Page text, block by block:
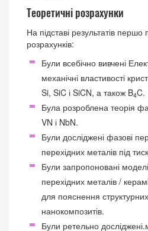
Теоретичні розрахунки
На підставі результатів
розрахунків:
Були всебічно вивчені
механічні властивості
Si, SiC і SiCN, а також B4C.
Була розроблена теорія
VN і NbN.
Були досліджені фазові
перехідних металів під
Були запропоновані
перехідних металів /
для пояснення
нанокомпозитів.
Були ретельно